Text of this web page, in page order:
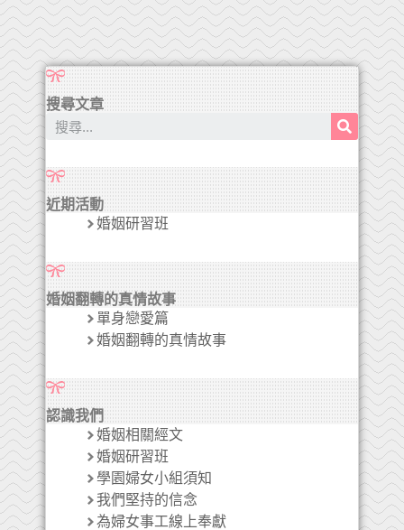
搜尋文章
近期活動
婚姻研習班
婚姻翻轉的真情故事
單身戀愛篇
婚姻翻轉的真情故事
認識我們
婚姻相關經文
婚姻研習班
學園婦女小組須知
我們堅持的信念
為婦女事工線上奉獻